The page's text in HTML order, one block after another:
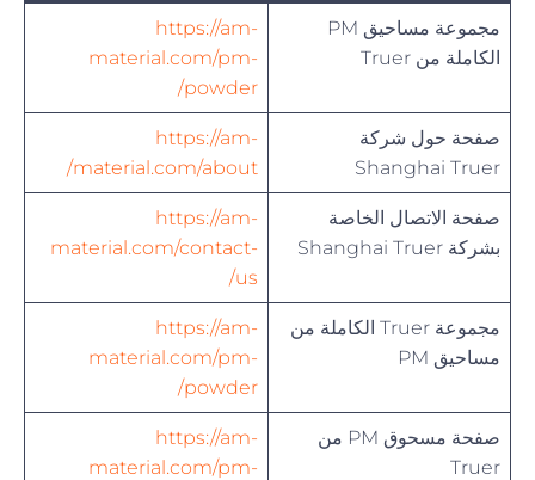
مجموعة مساحيق PM
الكاملة من Truer
https://am-
material.com/pm-
powder/
صفحة حول شركة
Shanghai Truer
https://am-
material.com/about/
صفحة الاتصال الخاصة
بشركة Shanghai Truer
https://am-
material.com/contact-
us/
مجموعة Truer الكاملة من
مساحيق PM
https://am-
material.com/pm-
powder/
صفحة مسحوق PM من
Truer
https://am-
material.com/pm-